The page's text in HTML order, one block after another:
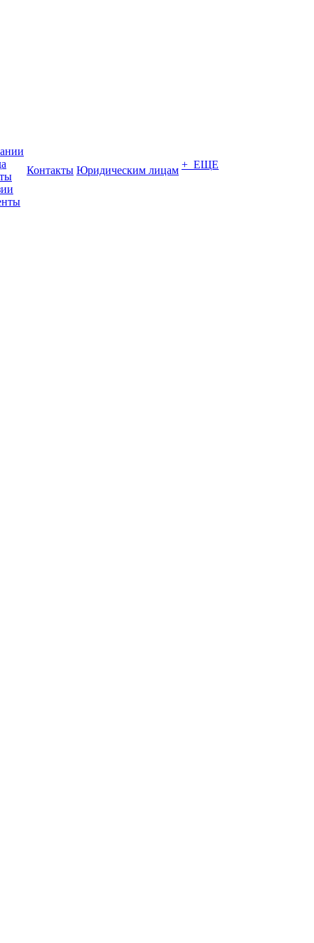
Контакты Юридическим лицам + ЕЩЕ